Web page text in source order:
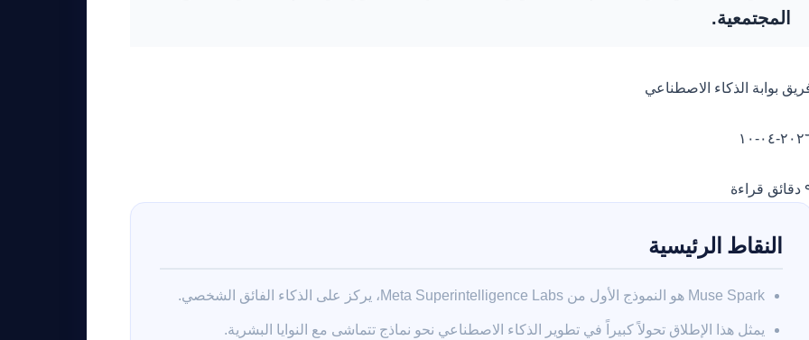
المجتمعية.
بوابة الذكاء الاصطناعي
٠٤-١٠
النقاط الرئيسية
Muse Spark هو النموذج الأول من Meta Superintelligence Labs، يركز على الذكاء الفائق الشخصي.
يمثل هذا الإطلاق تحولاً كبيراً في تطوير الذكاء الاصطناعي نحو نماذج تتماشى مع النوايا البشرية.